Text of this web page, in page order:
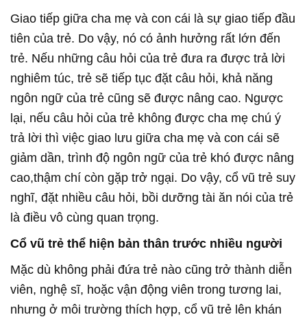
Giao tiếp giữa cha mẹ và con cái là sự giao tiếp đầu
tiên của trẻ. Do vậy, nó có ảnh hưởng rất lớn đến
trẻ. Nếu những câu hỏi của trẻ đưa ra được trả lời
nghiêm túc, trẻ sẽ tiếp tục đặt câu hỏi, khả năng
ngôn ngữ của trẻ cũng sẽ được nâng cao. Ngược
lại, nếu câu hỏi của trẻ không được cha mẹ chú ý
trả lời thì việc giao lưu giữa cha mẹ và con cái sẽ
giảm dần, trình độ ngôn ngữ của trẻ khó được nâng
cao,thậm chí còn gặp trở ngại. Do vậy, cổ vũ trẻ suy
nghĩ, đặt nhiều câu hỏi, bồi dưỡng tài ăn nói của trẻ
là điều vô cùng quan trọng.
Cổ vũ trẻ thể hiện bản thân trước nhiều người
Mặc dù không phải đứa trẻ nào cũng trở thành diễn
viên, nghệ sĩ, hoặc vận động viên trong tương lai,
nhưng ở môi trường thích hợp, cổ vũ trẻ lên khán